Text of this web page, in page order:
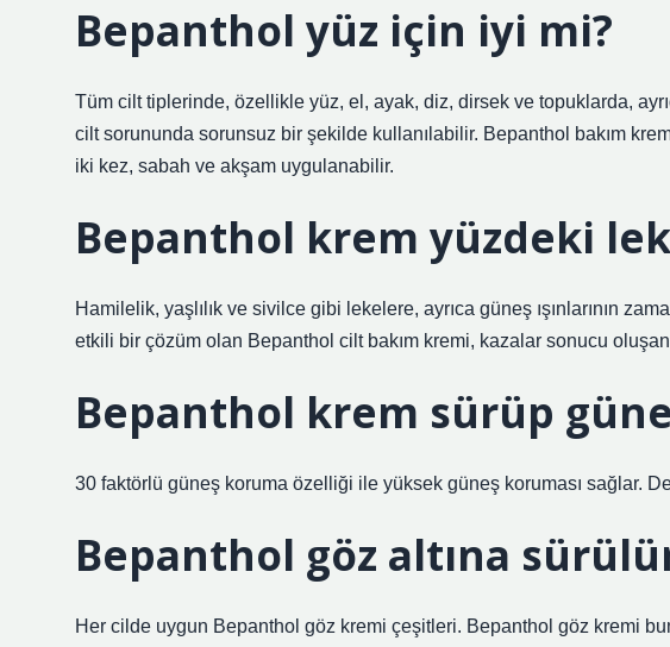
Bepanthol yüz için iyi mi?
Tüm cilt tiplerinde, özellikle yüz, el, ayak, diz, dirsek ve topuklarda,
cilt sorununda sorunsuz bir şekilde kullanılabilir. Bepanthol bakım
iki kez, sabah ve akşam uygulanabilir.
Bepanthol krem yüzdeki
Hamilelik, yaşlılık ve sivilce gibi lekelere, ayrıca güneş ışınlarının
etkili bir çözüm olan Bepanthol cilt bakım kremi, kazalar sonucu
Bepanthol krem sürüp
30 faktörlü güneş koruma özelliği ile yüksek güneş koruması sağlar.
Bepanthol göz altına
Her cilde uygun Bepanthol göz kremi çeşitleri. Bepanthol göz kremi